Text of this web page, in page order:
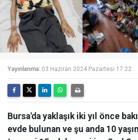
Yayınlanma: 03 Haziran 2024 Pazartesi 17:22
Bursa'da yaklaşık iki yıl önce
evde bulunan ve şu anda 10